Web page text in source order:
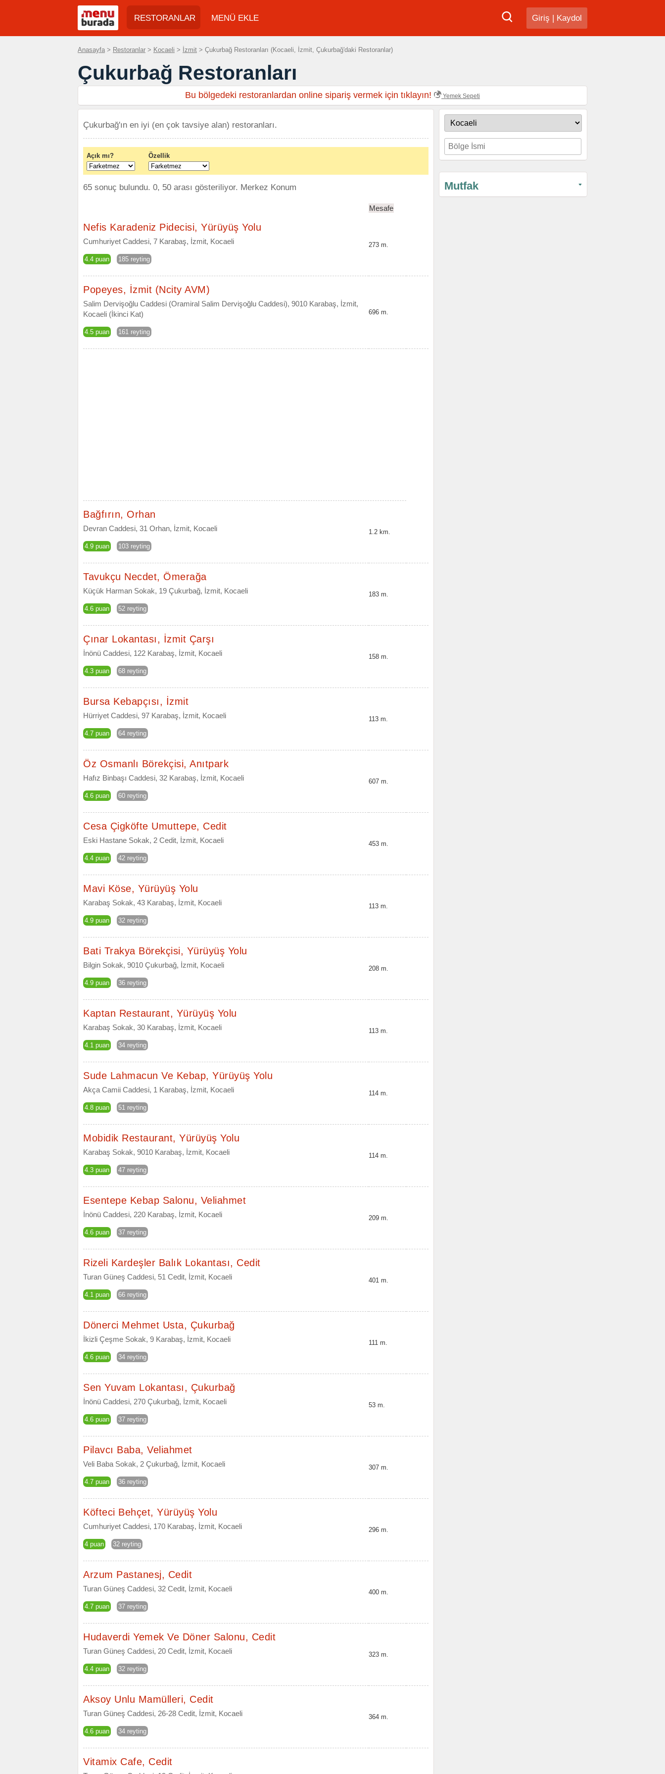
Giriş | Kaydol
RESTORANLAR MENÜ EKLE
Anasayfa > Restoranlar > Kocaeli > İzmit > Çukurbağ Restoranları (Kocaeli, İzmit, Çukurbağ'daki Restoranlar)
Çukurbağ Restoranları
Bu bölgedeki restoranlardan online sipariş vermek için tıklayın! Yemek Sepeti
Mutfak
Çukurbağ'ın en iyi (en çok tavsiye alan) restoranları.
Açık mı? Özellik
65 sonuç bulundu. 0, 50 arası gösteriliyor. Merkez Konum
Mesafe
Nefis Karadeniz Pidecisi, Yürüyüş Yolu
Cumhuriyet Caddesi, 7 Karabaş, İzmit, Kocaeli
4.4 puan 185 reyting
273 m.
Popeyes, İzmit (Ncity AVM)
Salim Dervişoğlu Caddesi (Oramiral Salim Dervişoğlu Caddesi), 9010 Karabaş, İzmit,
Kocaeli (İkinci Kat)
4.5 puan 161 reyting
696 m.
Bağfırın, Orhan
Devran Caddesi, 31 Orhan, İzmit, Kocaeli
4.9 puan 103 reyting
1.2 km.
Tavukçu Necdet, Ömerağa
Küçük Harman Sokak, 19 Çukurbağ, İzmit, Kocaeli
4.6 puan 52 reyting
183 m.
Çınar Lokantası, İzmit Çarşı
İnönü Caddesi, 122 Karabaş, İzmit, Kocaeli
4.3 puan 68 reyting
158 m.
Bursa Kebapçısı, İzmit
Hürriyet Caddesi, 97 Karabaş, İzmit, Kocaeli
4.7 puan 64 reyting
113 m.
Öz Osmanlı Börekçisi, Anıtpark
Hafız Binbaşı Caddesi, 32 Karabaş, İzmit, Kocaeli
4.6 puan 60 reyting
607 m.
Cesa Çigköfte Umuttepe, Cedit
Eski Hastane Sokak, 2 Cedit, İzmit, Kocaeli
4.4 puan 42 reyting
453 m.
Mavi Köse, Yürüyüş Yolu
Karabaş Sokak, 43 Karabaş, İzmit, Kocaeli
4.9 puan 32 reyting
113 m.
Bati Trakya Börekçisi, Yürüyüş Yolu
Bilgin Sokak, 9010 Çukurbağ, İzmit, Kocaeli
4.9 puan 36 reyting
208 m.
Kaptan Restaurant, Yürüyüş Yolu
Karabaş Sokak, 30 Karabaş, İzmit, Kocaeli
4.1 puan 34 reyting
113 m.
Sude Lahmacun Ve Kebap, Yürüyüş Yolu
Akça Camii Caddesi, 1 Karabaş, İzmit, Kocaeli
4.8 puan 51 reyting
114 m.
Mobidik Restaurant, Yürüyüş Yolu
Karabaş Sokak, 9010 Karabaş, İzmit, Kocaeli
4.3 puan 47 reyting
114 m.
Esentepe Kebap Salonu, Veliahmet
İnönü Caddesi, 220 Karabaş, İzmit, Kocaeli
4.6 puan 37 reyting
209 m.
Rizeli Kardeşler Balık Lokantası, Cedit
Turan Güneş Caddesi, 51 Cedit, İzmit, Kocaeli
4.1 puan 66 reyting
401 m.
Dönerci Mehmet Usta, Çukurbağ
İkizli Çeşme Sokak, 9 Karabaş, İzmit, Kocaeli
4.6 puan 34 reyting
111 m.
Sen Yuvam Lokantası, Çukurbağ
İnönü Caddesi, 270 Çukurbağ, İzmit, Kocaeli
4.6 puan 37 reyting
53 m.
Pilavcı Baba, Veliahmet
Veli Baba Sokak, 2 Çukurbağ, İzmit, Kocaeli
4.7 puan 36 reyting
307 m.
Köfteci Behçet, Yürüyüş Yolu
Cumhuriyet Caddesi, 170 Karabaş, İzmit, Kocaeli
4 puan 32 reyting
296 m.
Arzum Pastanesj, Cedit
Turan Güneş Caddesi, 32 Cedit, İzmit, Kocaeli
4.7 puan 37 reyting
400 m.
Hudaverdi Yemek Ve Döner Salonu, Cedit
Turan Güneş Caddesi, 20 Cedit, İzmit, Kocaeli
4.4 puan 32 reyting
323 m.
Aksoy Unlu Mamülleri, Cedit
Turan Güneş Caddesi, 26-28 Cedit, İzmit, Kocaeli
4.6 puan 34 reyting
364 m.
Vitamix Cafe, Cedit